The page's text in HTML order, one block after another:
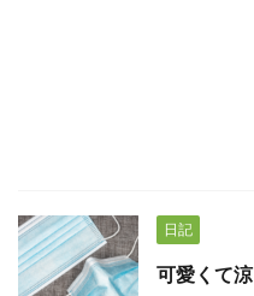
日記
可愛くて